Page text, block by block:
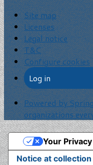
Site map
Licenses
Legal notice
T&C
Configure cookies
Log in
Powered by
organizations
Notice at collection
Your